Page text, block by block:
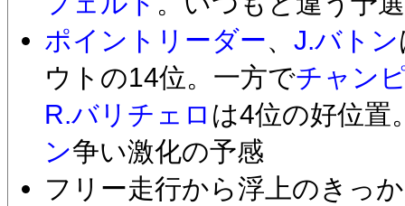
ポイントリーダー、 J.バトン
ウトの14位。一方でチャン
R.バリチェロ は4位の好位置
ン争い激化の予感
フリー走行から浮上のきっ